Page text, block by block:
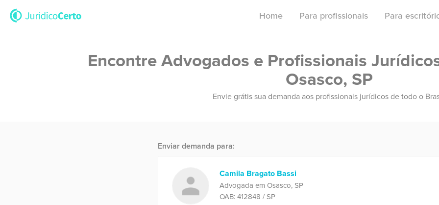
Home Para profissionais Para
Encontre Advogados e Profissionais
Osasco, SP
Envie grátis sua demanda aos profissionais jurídicos de todo o
Enviar demanda para:
Camila Bragato Bassi
Advogada em Osasco, SP
OAB: 412848 / SP